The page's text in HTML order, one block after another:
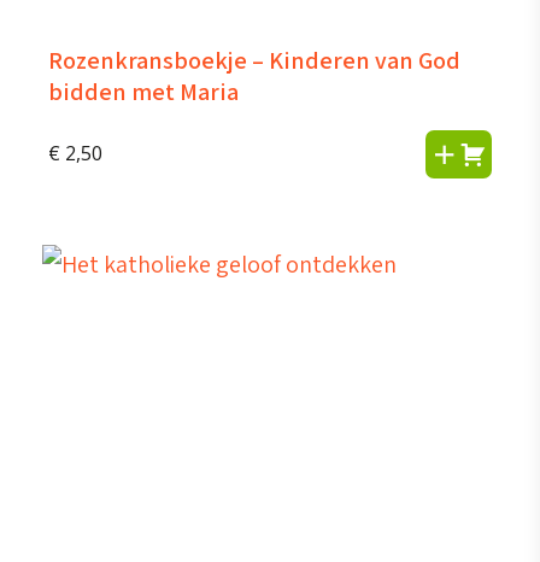
Rozenkransboekje – Kinderen van God
bidden met Maria
€ 2,50